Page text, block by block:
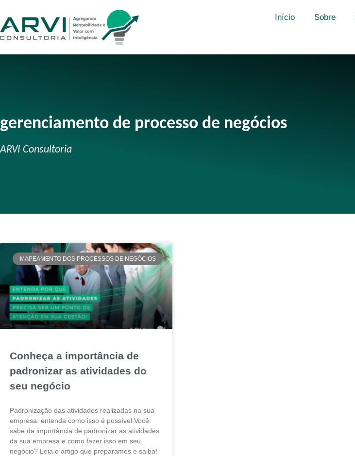
Início Sobre
gerenciamento de processo de negócios
ARVI Consultoria
MAPEAMENTO DOS PROCESSOS DE NEGÓCIOS
Conheça a importância de
padronizar as atividades do
seu negócio
Padronização das atividades realizadas na sua
empresa: entenda como isso é possível Você
sabe da importância de padronizar as atividades
da sua empresa e como fazer isso em seu
negócio? Leia o artigo que preparamos e saiba!